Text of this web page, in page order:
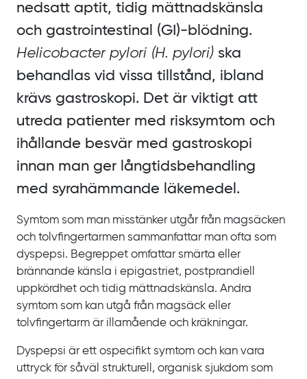
nedsatt aptit, tidig mättnadskänsla
och gastrointestinal (GI)‍-‍blödning.
Helicobacter pylori (H. pylori) ska
behandlas vid vissa tillstånd, ibland
krävs gastroskopi. Det är viktigt att
utreda patienter med risksymtom och
ihållande besvär med gastroskopi
innan man ger långtidsbehandling
med syrahämmande läkemedel.
Symtom som man misstänker utgår från magsäcken
och tolvfingertarmen sammanfattar man ofta som
dyspepsi. Begreppet omfattar smärta eller
brännande känsla i epigastriet, postprandiell
uppkördhet och tidig mättnadskänsla. Andra
symtom som kan utgå från magsäck eller
tolvfingertarm är illamående och kräkningar.
Dyspepsi är ett ospecifikt symtom och kan vara
uttryck för såväl strukturell, organisk sjukdom som